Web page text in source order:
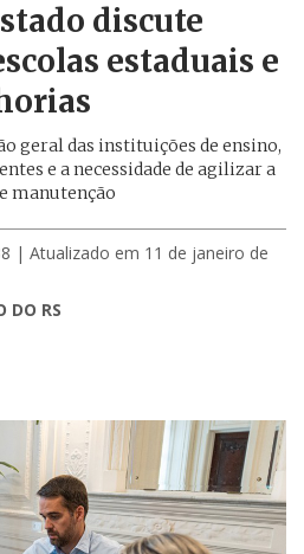
discute
estaduais e
geral das instituições de ensino,
e a necessidade de agilizar a
manutenção
| Atualizado em 11 de janeiro de
DO RS